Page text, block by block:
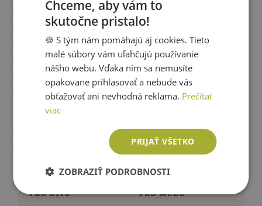
krém s vysokou UV ochranou
klobúk
slnečné okuliare
plážová obuv
plážový stan
dostatok tekutín
Mužovi zbaľte:
ENGLISH
Chceme, aby vám to
skutočne pristalo!
🍪 S tým nám pomáhajú aj cookies. Tieto
malé súbory vám uľahčujú používanie
nášho webu. Vďaka ním sa nemusíte
opakovane prihlasovať a nebude vás
obťažovať ani nevhodná reklama. Prečítať
viac
PRIJAŤ VŠETKO
ZOBRAZIŤ PODROBNOSTI